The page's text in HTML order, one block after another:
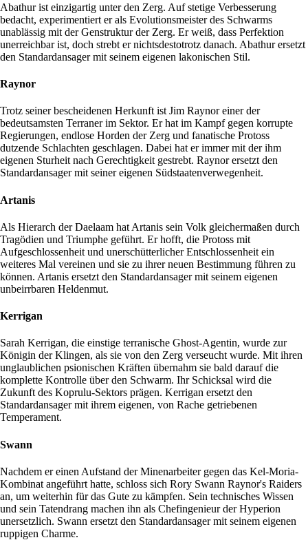
Abathur ist einzigartig unter den Zerg. Auf stetige Verbesserung
bedacht, experimentiert er als Evolutionsmeister des Schwarms
unablässig mit der Genstruktur der Zerg. Er weiß, dass Perfektion
unerreichbar ist, doch strebt er nichtsdestotrotz danach. Abathur ersetzt
den Standardansager mit seinem eigenen lakonischen Stil.
Raynor
Trotz seiner bescheidenen Herkunft ist Jim Raynor einer der
bedeutsamsten Terraner im Sektor. Er hat im Kampf gegen korrupte
Regierungen, endlose Horden der Zerg und fanatische Protoss
dutzende Schlachten geschlagen. Dabei hat er immer mit der ihm
eigenen Sturheit nach Gerechtigkeit gestrebt. Raynor ersetzt den
Standardansager mit seiner eigenen Südstaatenverwegenheit.
Artanis
Als Hierarch der Daelaam hat Artanis sein Volk gleichermaßen durch
Tragödien und Triumphe geführt. Er hofft, die Protoss mit
Aufgeschlossenheit und unerschütterlicher Entschlossenheit ein
weiteres Mal vereinen und sie zu ihrer neuen Bestimmung führen zu
können. Artanis ersetzt den Standardansager mit seinem eigenen
unbeirrbaren Heldenmut.
Kerrigan
Sarah Kerrigan, die einstige terranische Ghost-Agentin, wurde zur
Königin der Klingen, als sie von den Zerg verseucht wurde. Mit ihren
unglaublichen psionischen Kräften übernahm sie bald darauf die
komplette Kontrolle über den Schwarm. Ihr Schicksal wird die
Zukunft des Koprulu-Sektors prägen. Kerrigan ersetzt den
Standardansager mit ihrem eigenen, von Rache getriebenen
Temperament.
Swann
Nachdem er einen Aufstand der Minenarbeiter gegen das Kel-Moria-
Kombinat angeführt hatte, schloss sich Rory Swann Raynor's Raiders
an, um weiterhin für das Gute zu kämpfen. Sein technisches Wissen
und sein Tatendrang machen ihn als Chefingenieur der Hyperion
unersetzlich. Swann ersetzt den Standardansager mit seinem eigenen
ruppigen Charme.